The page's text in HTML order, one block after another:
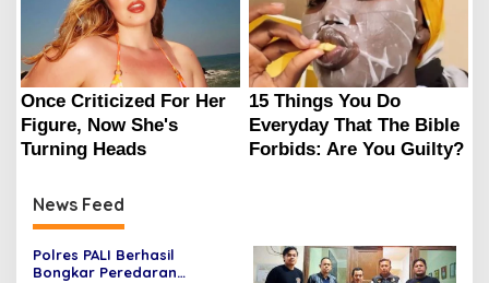
News Feed
Polres PALI Berhasil
Bongkar Peredaran